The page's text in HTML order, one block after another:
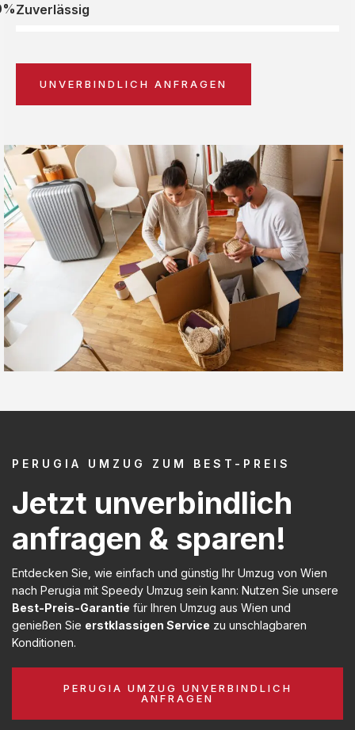
Zuverlässig
UNVERBINDLICH ANFRAGEN
PERUGIA UMZUG ZUM BEST-PREIS
Jetzt unverbindlich
anfragen & sparen!
Entdecken Sie, wie einfach und günstig Ihr Umzug von Wien
nach Perugia mit Speedy Umzug sein kann: Nutzen Sie unsere
Best-Preis-Garantie für Ihren Umzug aus Wien und
genießen Sie erstklassigen Service zu unschlagbaren
Konditionen.
PERUGIA UMZUG UNVERBINDLICH
ANFRAGEN